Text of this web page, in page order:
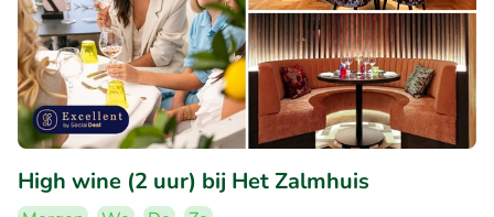
High wine (2 uur) bij Het Zalmhuis